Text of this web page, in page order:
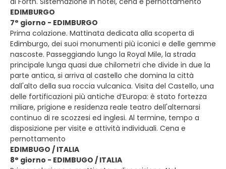
EDIMBURGO
7° giorno - EDIMBURGO
Prima colazione. Mattinata dedicata alla scoperta di
Edimburgo, dei suoi monumenti più iconici e delle gemme
nascoste. Passeggiando lungo la Royal Mile, la strada
principale lunga quasi due chilometri che divide in due la
parte antica, si arriva al castello che domina la città
dall'alto della sua roccia vulcanica. Visita del Castello, una
delle fortificazioni più antiche d’Europa: è stato fortezza
miliare, prigione e residenza reale teatro dell'alternarsi
continuo di re scozzesi ed inglesi. Al termine, tempo a
disposizione per visite e attività individuali. Cena e
pernottamento
EDIMBUGO / ITALIA
8° giorno - EDIMBUGO / ITALIA